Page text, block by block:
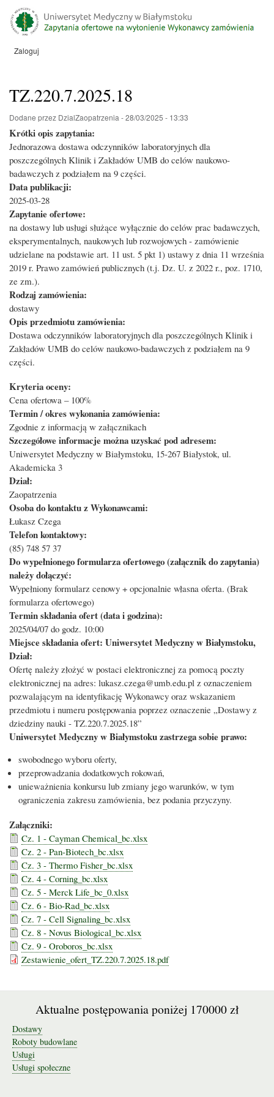
do
treści
Menu
Zaloguj
TZ.220.7.2025.18
Dodane przez DzialZaopatrzenia -28/03/2025 - 13:33
Krótki opis zapytania:
Jednorazowa dostawa odczynników laboratoryjnych dla
poszczególnych Klinik i Zakładów UMB do celów naukowo-
badawczych z podziałem na 9 części.
Data publikacji:
2025-03-28
Zapytanie ofertowe:
na dostawy lub usługi służące wyłącznie do celów prac badawczych,
eksperymentalnych, naukowych lub rozwojowych - zamówienie
udzielane na podstawie art. 11 ust. 5 pkt 1) ustawy z dnia 11 września
2019 r. Prawo zamówień publicznych (t.j. Dz. U. z 2022 r., poz. 1710,
ze zm.).
Rodzaj zamówienia:
dostawy
Opis przedmiotu zamówienia:
Dostawa odczynników laboratoryjnych dla poszczególnych Klinik i
Zakładów UMB do celów naukowo-badawczych z podziałem na 9
części.
Kryteria oceny:
Cena ofertowa – 100%
Termin / okres wykonania zamówienia:
Zgodnie z informacją w załącznikach
Szczegółowe informacje można uzyskać pod adresem:
Uniwersytet Medyczny w Białymstoku, 15-267 Białystok, ul.
Akademicka 3
Dział:
Zaopatrzenia
Osoba do kontaktu z Wykonawcami:
Łukasz Czega
Telefon kontaktowy:
(85) 748 57 37
Do wypełnionego formularza ofertowego (załącznik do zapytania)
należy dołączyć:
Wypełniony formularz cenowy + opcjonalnie własna oferta. (Brak
formularza ofertowego)
Termin składania ofert (data i godzina):
2025/04/07 do godz. 10:00
Miejsce składania ofert: Uniwersytet Medyczny w Białymstoku,
Dział:
Ofertę należy złożyć w postaci elektronicznej za pomocą poczty
elektronicznej na adres: lukasz.czega@umb.edu.pl z oznaczeniem
pozwalającym na identyfikację Wykonawcy oraz wskazaniem
przedmiotu i numeru postępowania poprzez oznaczenie „Dostawy z
dziedziny nauki - TZ.220.7.2025.18”
Uniwersytet Medyczny w Białymstoku zastrzega sobie prawo:
swobodnego wyboru oferty,
przeprowadzania dodatkowych rokowań,
unieważnienia konkursu lub zmiany jego warunków, w tym
ograniczenia zakresu zamówienia, bez podania przyczyny.
Załączniki:
Cz. 1 - Cayman Chemical_bc.xlsx
Cz. 2 - Pan-Biotech_bc.xlsx
Cz. 3 - Thermo Fisher_bc.xlsx
Cz. 4 - Corning_bc.xlsx
Cz. 5 - Merck Life_bc_0.xlsx
Cz. 6 - Bio-Rad_bc.xlsx
Cz. 7 - Cell Signaling_bc.xlsx
Cz. 8 - Novus Biological_bc.xlsx
Cz. 9 - Oroboros_bc.xlsx
Zestawienie_ofert_TZ.220.7.2025.18.pdf
Aktualne postępowania poniżej 170000 zł
Dostawy
Roboty budowlane
Usługi
Usługi społeczne